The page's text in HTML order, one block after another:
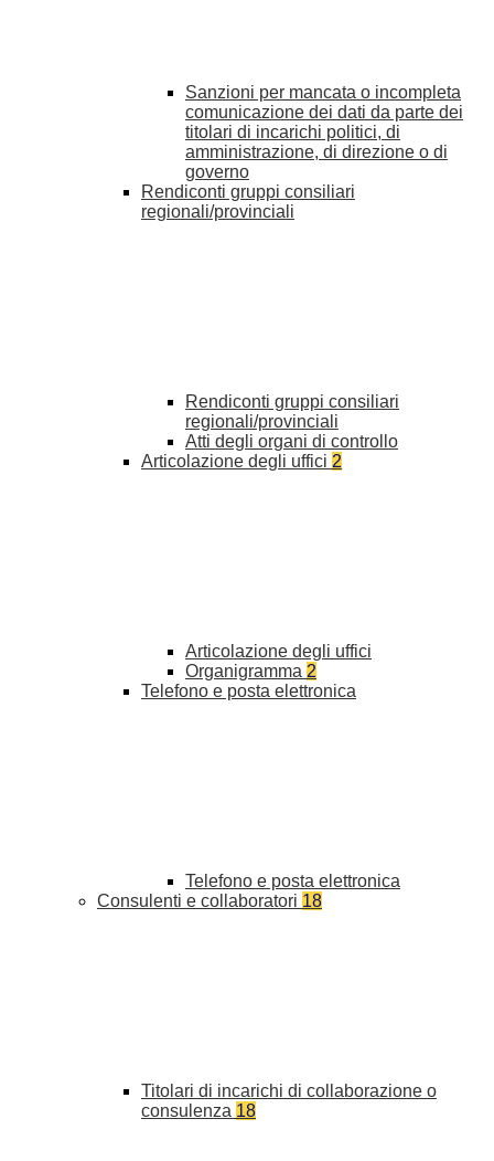
Sanzioni per mancata o incompleta
comunicazione dei dati da parte dei
titolari di incarichi politici, di
amministrazione, di direzione o di
governo
Rendiconti gruppi consiliari
regionali/provinciali
Rendiconti gruppi consiliari
regionali/provinciali
Atti degli organi di controllo
Articolazione degli uffici 2
Articolazione degli uffici
Organigramma 2
Telefono e posta elettronica
Telefono e posta elettronica
Consulenti e collaboratori 18
Titolari di incarichi di collaborazione o
consulenza 18